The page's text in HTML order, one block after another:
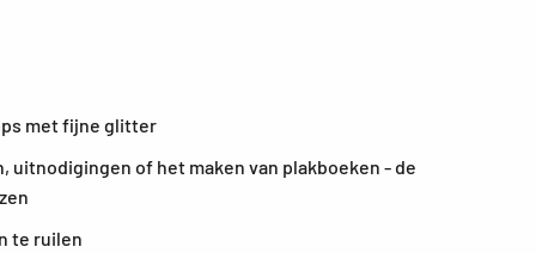
met fijne glitter
uitnodigingen of het maken van plakboeken - de
te ruilen